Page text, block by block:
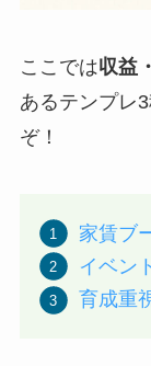
ここでは収益
あるテンプレ
ぞ！
家賃ブ
イベン
育成重